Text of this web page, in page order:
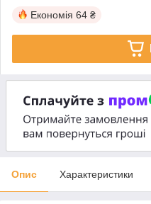
Економія 64 ₴
Опис Характеристики